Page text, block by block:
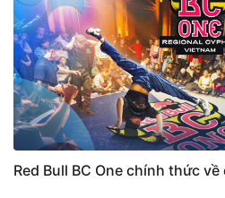
Red Bull BC One chính thức về